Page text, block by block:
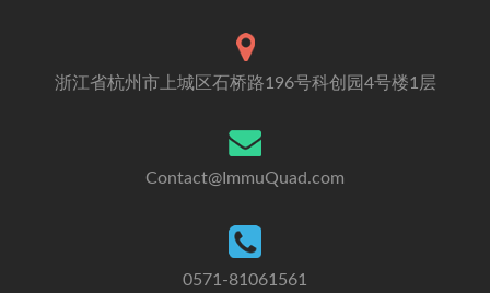
浙江省杭州市上城区石桥路196号科创园4号楼1层
Contact@ImmuQuad.com
0571-81061561